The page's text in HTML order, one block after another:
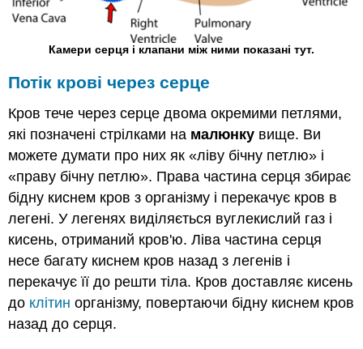
Камери серця і клапани між ними показані тут.
Потік крові через серце
Кров тече через серце двома окремими петлями,
які позначені стрілками на малюнку вище. Ви
можете думати про них як «ліву бічну петлю» і
«праву бічну петлю». Права частина серця збирає
бідну киснем кров з організму і перекачує кров в
легені. У легенях виділяється вуглекислий газ і
кисень, отриманий кров'ю. Ліва частина серця
несе багату киснем кров назад з легенів і
перекачує її до решти тіла. Кров доставляє кисень
до клітин організму, повертаючи бідну киснем кров
назад до серця.